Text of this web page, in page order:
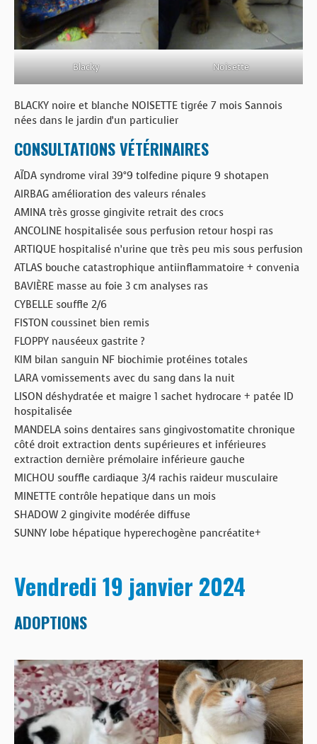
Blacky Noisette
BLACKY noire et blanche NOISETTE tigrée 7 mois Sannois
nées dans le jardin d’un particulier
CONSULTATIONS VÉTÉRINAIRES
AÏDA syndrome viral 39°9 tolfedine piqure 9 shotapen
AIRBAG amélioration des valeurs rénales
AMINA très grosse gingivite retrait des crocs
ANCOLINE hospitalisée sous perfusion retour hospi ras
ARTIQUE hospitalisé n’urine que très peu mis sous perfusion
ATLAS bouche catastrophique antiinflammatoire + convenia
BAVIÈRE masse au foie 3 cm analyses ras
CYBELLE souffle 2/6
FISTON coussinet bien remis
FLOPPY nauséeux gastrite ?
KIM bilan sanguin NF biochimie protéines totales
LARA vomissements avec du sang dans la nuit
LISON déshydratée et maigre 1 sachet hydrocare + patée ID
hospitalisée
MANDELA soins dentaires sans gingivostomatite chronique
côté droit extraction dents supérieures et inférieures
extraction dernière prémolaire inférieure gauche
MICHOU souffle cardiaque 3/4 rachis raideur musculaire
MINETTE contrôle hepatique dans un mois
SHADOW 2 gingivite modérée diffuse
SUNNY lobe hépatique hyperechogène pancréatite+
Vendredi 19 janvier 2024
ADOPTIONS